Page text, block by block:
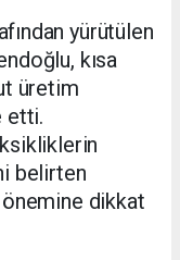
yürütülen
kısa
üretim
etti.
belirten
önemine dikkat